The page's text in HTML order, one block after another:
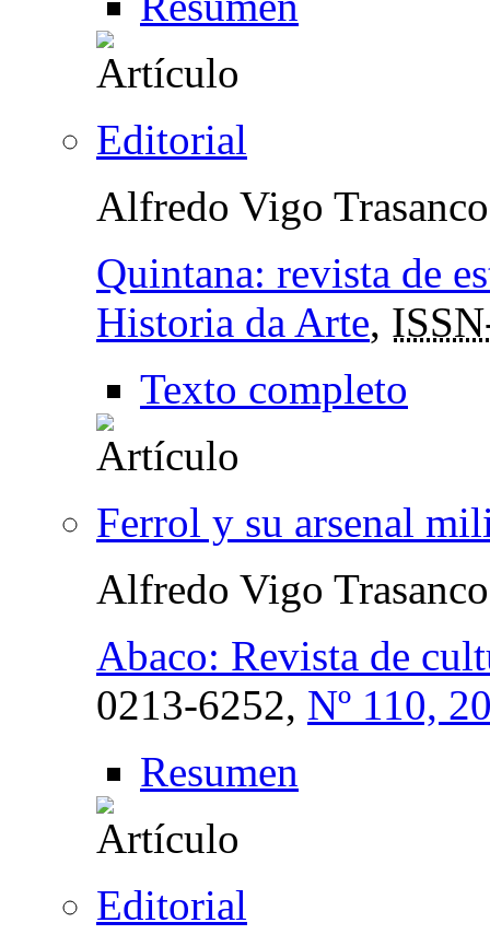
Editorial
Alfredo Vigo
Quintana: revista de
Historia da Arte,
Texto completo
Ferrol y su arsenal
Alfredo Vigo
Abaco: Revista de
0213-6252, Nº 110,
Resumen
Editorial